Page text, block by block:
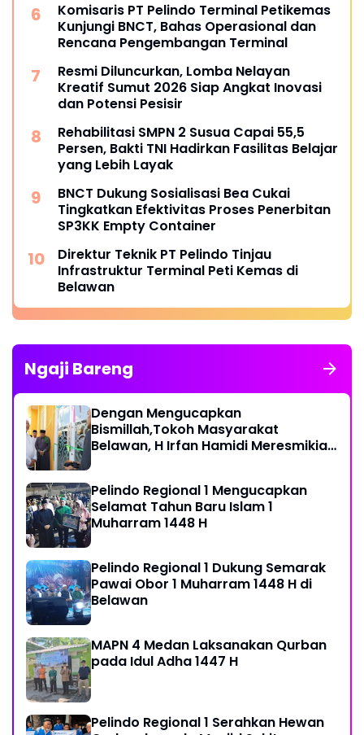
Komisaris PT Pelindo Terminal Petikemas
Kunjungi BNCT, Bahas Operasional dan
Rencana Pengembangan Terminal
Resmi Diluncurkan, Lomba Nelayan
Kreatif Sumut 2026 Siap Angkat Inovasi
dan Potensi Pesisir
Rehabilitasi SMPN 2 Susua Capai 55,5
Persen, Bakti TNI Hadirkan Fasilitas Belajar
yang Lebih Layak
BNCT Dukung Sosialisasi Bea Cukai
Tingkatkan Efektivitas Proses Penerbitan
SP3KK Empty Container
Direktur Teknik PT Pelindo Tinjau
Infrastruktur Terminal Peti Kemas di
Belawan
Ngaji Bareng
Dengan Mengucapkan
Bismillah,Tokoh Masyarakat
Belawan, H Irfan Hamidi Meresmikian
Pelindo Regional 1 Mengucapkan
Selamat Tahun Baru Islam 1
Muharram 1448 H
Pelindo Regional 1 Dukung Semarak
Pawai Obor 1 Muharram 1448 H di
Belawan
MAPN 4 Medan Laksanakan Qurban
pada Idul Adha 1447 H
Pelindo Regional 1 Serahkan Hewan